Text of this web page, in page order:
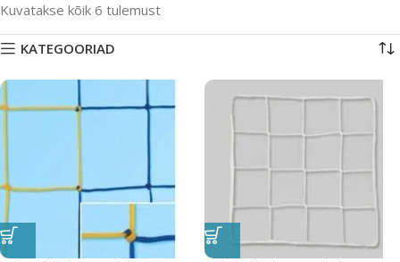
Kuvatakse kõik 6 tulemust
KATEGOORIAD